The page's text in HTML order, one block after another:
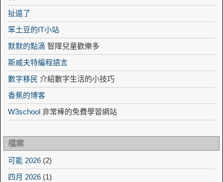
扯遠了
笨土豆的IT小站
默默的點滴 智障兒童歡樂多
斯威夫特編程語言
數字移民 介紹數字生活的小技巧
香蕉的博客
W3school 非常棒的免費學習網站
檔案
可能 2026 (2)
四月 2026 (1)